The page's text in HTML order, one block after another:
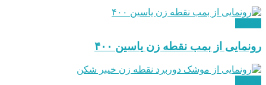
رونمایی از بمب نقطه زن یاسین ۴۰۰